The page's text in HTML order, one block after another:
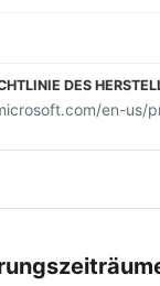
en-us/